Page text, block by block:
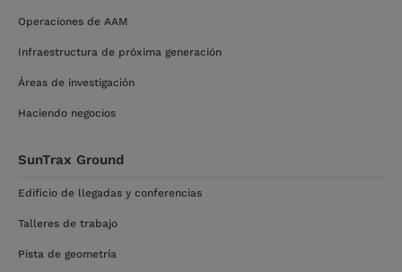
Operaciones de AAM
Infraestructura de próxima generación
Áreas de investigación
Haciendo negocios
SunTrax Ground
Edificio de llegadas y conferencias
Talleres de trabajo
Pista de geometría